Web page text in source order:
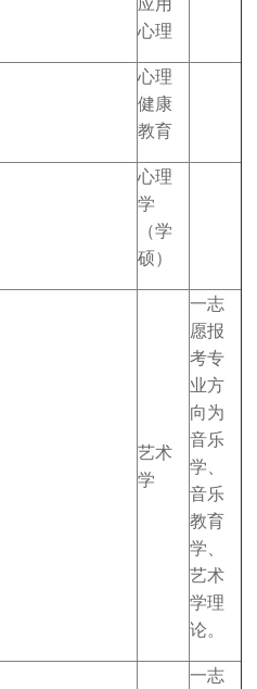
心理
心理
健康
教育
心理
学
（学
硕）
艺术
学
一志
愿报
考专
业方
向为
音乐
学、
音乐
教育
学、
艺术
学理
论。
一志